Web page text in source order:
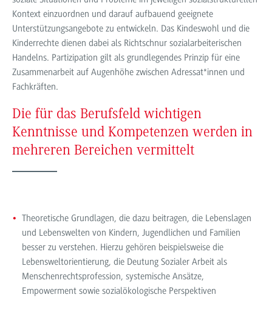
Kontext einzuordnen und darauf aufbauend geeignete
Unterstützungsangebote zu entwickeln. Das Kindeswohl und die
Kinderrechte dienen dabei als Richtschnur sozialarbeiterischen
Handelns. Partizipation gilt als grundlegendes Prinzip für eine
Zusammenarbeit auf Augenhöhe zwischen Adressat*innen und
Fachkräften.
Die für das Berufsfeld wichtigen
Kenntnisse und Kompetenzen werden in
mehreren Bereichen vermittelt
Theoretische Grundlagen, die dazu beitragen, die Lebenslagen
und Lebenswelten von Kindern, Jugendlichen und Familien
besser zu verstehen. Hierzu gehören beispielsweise die
Lebensweltorientierung, die Deutung Sozialer Arbeit als
Menschenrechtsprofession, systemische Ansätze,
Empowerment sowie sozialökologische Perspektiven